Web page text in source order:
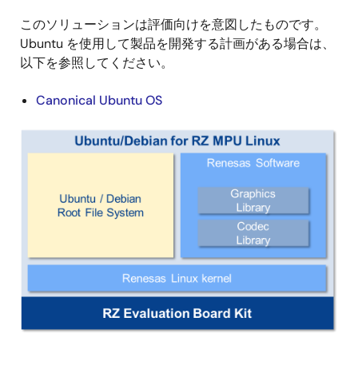
このソリューションは評価向けを意図したものです。
Ubuntu を使用して製品を開発する計画がある場合は、
以下を参照してください。
Canonical Ubuntu OS
像